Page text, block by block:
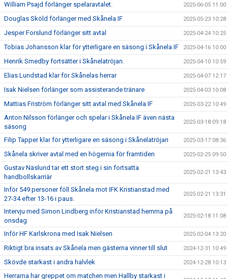
William Psajd förlänger spelaravtalet. 2025-06-05 11:00
Douglas Sköld förlänger med Skånela IF 2025-05-23 10:28
Jesper Forslund förlänger sitt avtal 2025-04-24 10:25
Tobias Johansson klar för ytterligare en säsong i Skånela IF 2025-04-16 10:00
Henrik Smedby fortsätter i Skånelatröjan. 2025-04-10 10:59
Elias Lundstad klar för Skånelas herrar 2025-04-07 12:17
Isak Nielsen förlänger som assisterande tränare 2025-04-03 10:08
Mattias Friström förlänger sitt avtal med Skånela IF 2025-03-22 10:49
Anton Nilsson förlänger och spelar i Skånela IF även nästa
säsong
2025-03-18 09:18
Filip Tapper klar för ytterligare en säsong i Skånelatröjan 2025-03-17 08:36
Skånela skriver avtal med en högernia för framtiden 2025-02-25 09:50
Gustav Näslund tar ett stort steg i sin fortsatta
handbollskarriär
2025-02-21 13:43
Inför 549 personer föll Skånela mot IFK Kristianstad med
27-34 efter 13-16 i paus.
2025-02-21 13:31
Intervju med Simon Lindberg inför Kristianstad hemma på
onsdag
2025-02-18 11:08
Inför HF Karlskrona med Isak Nielsen 2025-02-04 13:20
Riktigt bra insats av Skånela men gästerna vinner till slut 2024-12-31 10:49
Skövde starkast i andra halvlek 2024-12-28 10:13
Herrarna har greppet om matchen men Hallby starkast i